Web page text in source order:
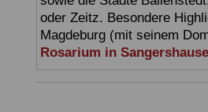
oder Zeitz. Besondere
Magdeburg (mit seinem
Rosarium in